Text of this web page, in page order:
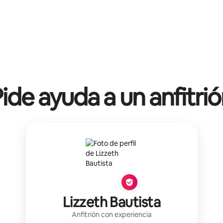
ayuda a un
Lizzeth Bautista
Anfitrión con experiencia